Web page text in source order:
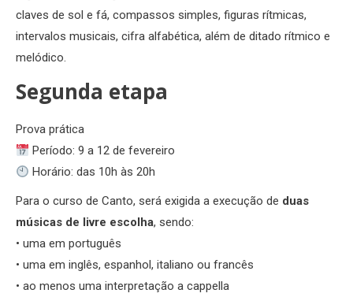
claves de sol e fá, compassos simples, figuras rítmicas,
intervalos musicais, cifra alfabética, além de ditado rítmico e
melódico.
Segunda etapa
Prova prática
Período: 9 a 12 de fevereiro
Horário: das 10h às 20h
Para o curso de Canto, será exigida a execução de duas
músicas de livre escolha, sendo:
• uma em português
• uma em inglês, espanhol, italiano ou francês
• ao menos uma interpretação a cappella